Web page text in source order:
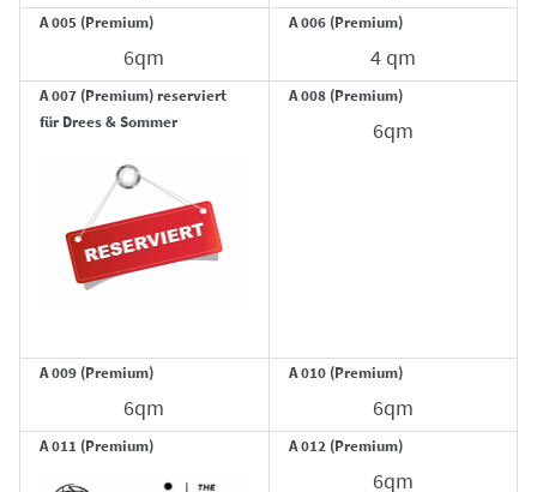
A 005 (Premium)
6qm
A 006 (Premium)
4 qm
A 007 (Premium) reserviert
für Drees & Sommer
A 008 (Premium)
6qm
A 009 (Premium)
6qm
A 010 (Premium)
6qm
A 011 (Premium) A 012 (Premium)
6qm